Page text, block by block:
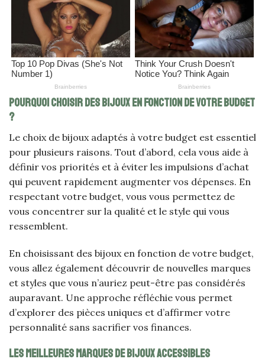
Pourquoi choisir des bijoux en fonction de votre budget
?
Le choix de bijoux adaptés à votre budget est essentiel
pour plusieurs raisons. Tout d’abord, cela vous aide à
définir vos priorités et à éviter les impulsions d’achat
qui peuvent rapidement augmenter vos dépenses. En
respectant votre budget, vous vous permettez de
vous concentrer sur la qualité et le style qui vous
ressemblent.
En choisissant des bijoux en fonction de votre budget,
vous allez également découvrir de nouvelles marques
et styles que vous n’auriez peut-être pas considérés
auparavant. Une approche réfléchie vous permet
d’explorer des pièces uniques et d’affirmer votre
personnalité sans sacrifier vos finances.
Les meilleures marques de bijoux accessibles